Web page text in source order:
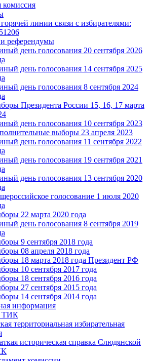
комиссия
линии связи с избирателями:
референдумы
день голосования 20 сентября 2026
день голосования 14 сентября 2025
день голосования 8 сентября 2024
Президента России 15, 16, 17 марта
день голосования 10 сентября 2023
выборы 23 апреля 2023
день голосования 11 сентября 2022
день голосования 19 сентября 2021
день голосования 13 сентября 2020
голосование 1 июля 2020
22 марта 2020 года
день голосования 8 сентября 2019
9 сентября 2018 года
08 апреля 2018 года
18 марта 2018 года Президент РФ
10 сентября 2017 года
18 сентября 2016 года
27 сентября 2015 года
14 сентября 2014 года
информация
ТИК
территориальная избирательная
историческая справка Слюдянской